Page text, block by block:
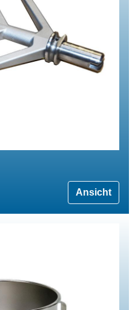
Ansicht